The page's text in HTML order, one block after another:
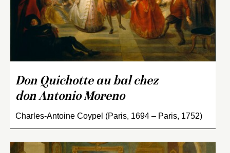
Don Quichotte au bal chez
don Antonio Moreno
Charles-Antoine Coypel (Paris, 1694 – Paris, 1752)